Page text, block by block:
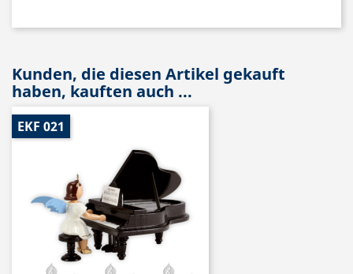
Kunden, die diesen Artikel gekauft
haben, kauften auch ...
EKF 021